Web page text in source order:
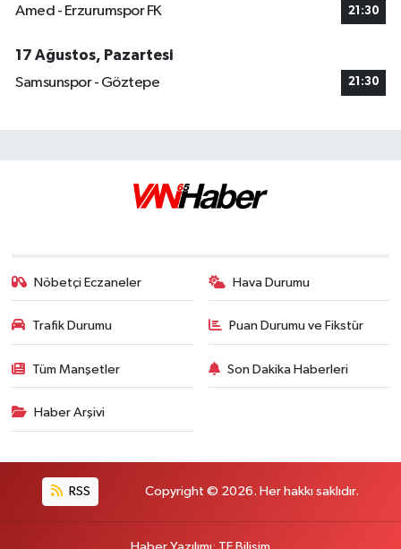
Amed - Erzurumspor FK 21:30
17 Ağustos, Pazartesi
Samsunspor - Göztepe
21:30
Nöbetçi Eczaneler Hava Durumu
Trafik Durumu Puan Durumu ve Fikstür
Tüm Manşetler Son Dakika Haberleri
Haber Arşivi
RSS Copyright © 2026. Her hakkı saklıdır.